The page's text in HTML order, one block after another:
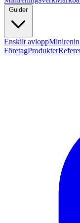
Guider
Enskilt avlopp
FöretagProdukter